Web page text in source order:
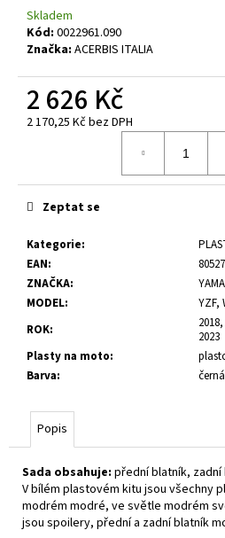
Skladem
Kód: 0022961.090
Značka: ACERBIS ITALIA
2 626 Kč
2 170,25 Kč bez DPH
Kategorie:
EAN:
ZNAČKA:
MODEL:
YZF,
ROK:
2023
Plasty na moto:
Barva: černá
Zeptat se
Popis
Sada obsahuje: přední blatník,
V bílém plastovém kitu jsou všechny
modrém modré, ve světle modrém
jsou spoilery, přední a zadní blatník
e